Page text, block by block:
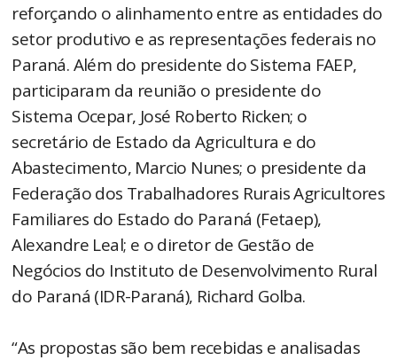
reforçando o alinhamento entre as entidades do
setor produtivo e as representações federais no
Paraná. Além do presidente do Sistema FAEP,
participaram da reunião o presidente do
Sistema Ocepar, José Roberto Ricken; o
secretário de Estado da Agricultura e do
Abastecimento, Marcio Nunes; o presidente da
Federação dos Trabalhadores Rurais Agricultores
Familiares do Estado do Paraná (Fetaep),
Alexandre Leal; e o diretor de Gestão de
Negócios do Instituto de Desenvolvimento Rural
do Paraná (IDR-Paraná), Richard Golba.
“As propostas são bem recebidas e analisadas